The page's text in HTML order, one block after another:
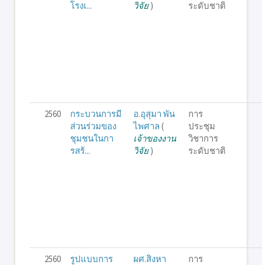
โรงเ...
วิจัย)
ระดับชาติ
2560
กระบวนการมี
ส่วนร่วมของ
ชุมชนในกา
รสร้...
อ.อุสุมา พัน
ไพศาล (
เจ้าของงาน
วิจัย)
การ
ประชุม
วิชาการ
ระดับชาติ
2560
รูปแบบการ
ผศ.สิงหา
การ